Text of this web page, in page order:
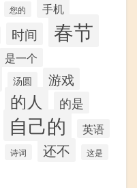
您的 手机
时间 春节
是一个
汤圆 游戏
的人 的是
自己的 英语
诗词 还不 这是